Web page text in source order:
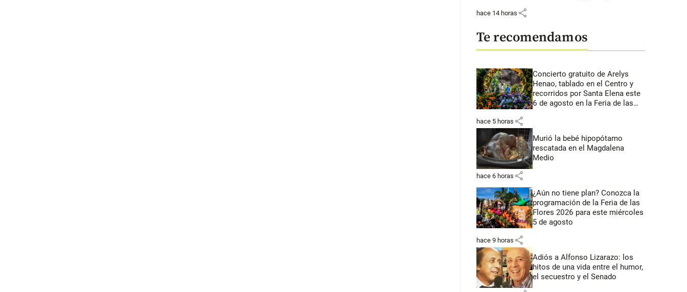
hace 14 horas share
Te recomendamos
Concierto gratuito de Arelys
Henao, tablado en el Centro y
recorridos por Santa Elena este
6 de agosto en la Feria de las
hace 5 horas share
Murió la bebé hipopótamo
rescatada en el Magdalena
Medio
hace 6 horas share
¿Aún no tiene plan? Conozca la
programación de la Feria de las
Flores 2026 para este miércoles
5 de agosto
hace 9 horas share
Adiós a Alfonso Lizarazo: los
hitos de una vida entre el humor,
el secuestro y el Senado